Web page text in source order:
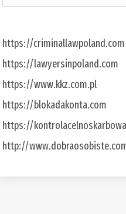
https://criminallawpoland.com
https://lawyersinpoland.com
https://www.kkz.com.pl
https://blokadakonta.com
https://
http://